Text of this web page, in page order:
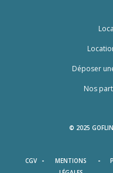
Déposer
Nos
© 2025
CGV -
MENTIONS
-